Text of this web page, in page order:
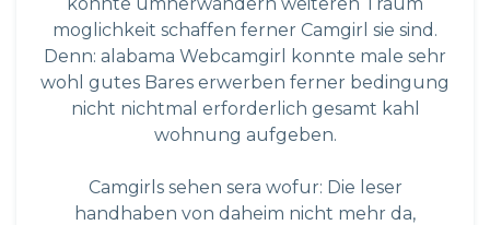
moglichkeit schaffen ferner Camgirl sie sind.
Denn: alabama Webcamgirl konnte male sehr
wohl gutes Bares erwerben ferner bedingung
nicht nichtmal erforderlich gesamt kahl
wohnung aufgeben.
Camgirls sehen sera wofur: Die leser
handhaben von daheim nicht mehr da,